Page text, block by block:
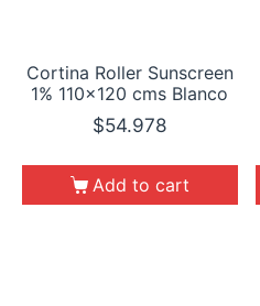
Cortina Roller Sunscreen
1% 110×120 cms Blanco
$54.978
Add to cart